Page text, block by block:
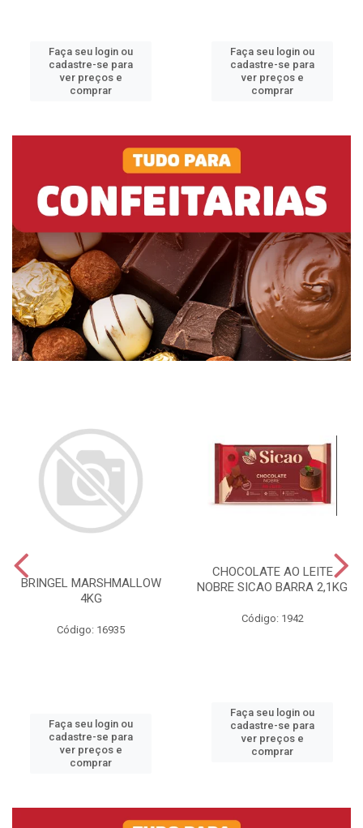
Faça seu login ou
cadastre-se para
ver preços e
comprar
Faça seu login ou
cadastre-se para
ver preços e
comprar
BRINGEL MARSHMALLOW
4KG
Código: 16935
Faça seu login ou
cadastre-se para
ver preços e
comprar
CHOCOLATE AO LEITE
NOBRE SICAO BARRA 2,1KG
Código: 1942
Faça seu login ou
cadastre-se para
ver preços e
comprar